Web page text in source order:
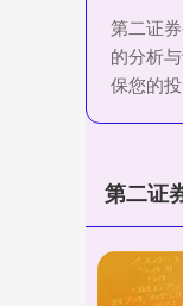
第二证
的分析
保您的
第二证